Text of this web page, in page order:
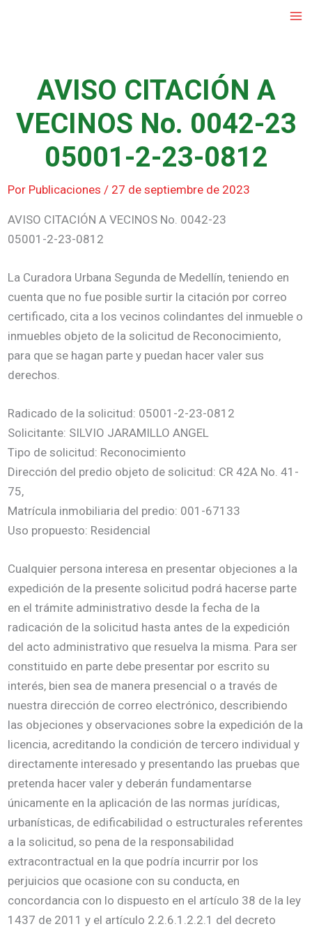
AVISO CITACIÓN A
VECINOS No. 0042-23
05001-2-23-0812
Por Publicaciones / 27 de septiembre de 2023
AVISO CITACIÓN A VECINOS No. 0042-23
05001-2-23-0812
La Curadora Urbana Segunda de Medellín, teniendo en
cuenta que no fue posible surtir la citación por correo
certificado, cita a los vecinos colindantes del inmueble o
inmuebles objeto de la solicitud de Reconocimiento,
para que se hagan parte y puedan hacer valer sus
derechos.
Radicado de la solicitud: 05001-2-23-0812
Solicitante: SILVIO JARAMILLO ANGEL
Tipo de solicitud: Reconocimiento
Dirección del predio objeto de solicitud: CR 42A No. 41-
75,
Matrícula inmobiliaria del predio: 001-67133
Uso propuesto: Residencial
Cualquier persona interesa en presentar objeciones a la
expedición de la presente solicitud podrá hacerse parte
en el trámite administrativo desde la fecha de la
radicación de la solicitud hasta antes de la expedición
del acto administrativo que resuelva la misma. Para ser
constituido en parte debe presentar por escrito su
interés, bien sea de manera presencial o a través de
nuestra dirección de correo electrónico, describiendo
las objeciones y observaciones sobre la expedición de la
licencia, acreditando la condición de tercero individual y
directamente interesado y presentando las pruebas que
pretenda hacer valer y deberán fundamentarse
únicamente en la aplicación de las normas jurídicas,
urbanísticas, de edificabilidad o estructurales referentes
a la solicitud, so pena de la responsabilidad
extracontractual en la que podría incurrir por los
perjuicios que ocasione con su conducta, en
concordancia con lo dispuesto en el artículo 38 de la ley
1437 de 2011 y el artículo 2.2.6.1.2.2.1 del decreto